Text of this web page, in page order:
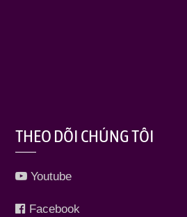
THEO DÕI CHÚNG TÔI
Youtube
Facebook